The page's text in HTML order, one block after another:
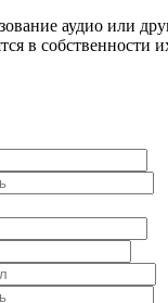
аудио или
в собственности